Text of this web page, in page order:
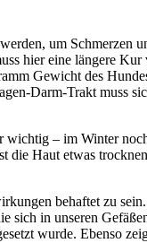
um Schmerzen
hier eine längere
Gewicht des
Darm-Trakt muss
– im Winter
die Haut etwas
behaftet zu
sich in unseren
wurde. Ebenso